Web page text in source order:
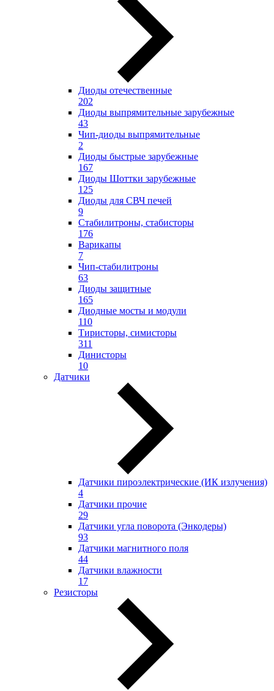
Диоды отечественные
202
Диоды выпрямительные зарубежные
43
Чип-диоды выпрямительные
2
Диоды быстрые зарубежные
167
Диоды Шоттки зарубежные
125
Диоды для СВЧ печей
9
Стабилитроны, стабисторы
176
Варикапы
7
Чип-стабилитроны
63
Диоды защитные
165
Диодные мосты и модули
110
Тиристоры, симисторы
311
Динисторы
10
Датчики
Датчики пироэлектрические (ИК излучения)
4
Датчики прочие
29
Датчики угла поворота (Энкодеры)
93
Датчики магнитного поля
44
Датчики влажности
17
Резисторы